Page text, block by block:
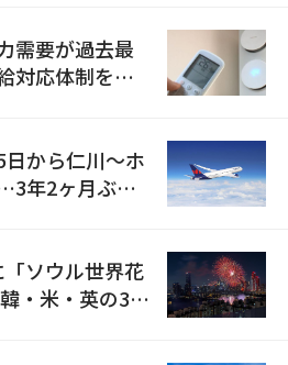
需要が過去最
対応体制を点
から仁川〜ホ
年2ヶ月ぶり
ソウル世界花
・米・英の3カ